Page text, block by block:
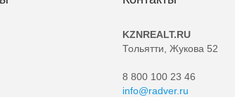
KZNREALT.RU
Тольятти, Жукова 52
8 800 100 23 46
info@radver.ru